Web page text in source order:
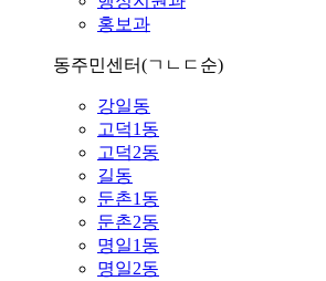
홍보과
동주민센터(ㄱㄴㄷ순)
강일동
고덕1동
고덕2동
길동
둔촌1동
둔촌2동
명일1동
명일2동